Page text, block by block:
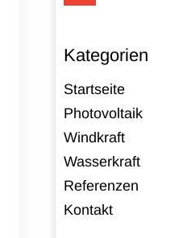
Kategorien
Startseite
Photovoltaik
Windkraft
Wasserkraft
Referenzen
Kontakt